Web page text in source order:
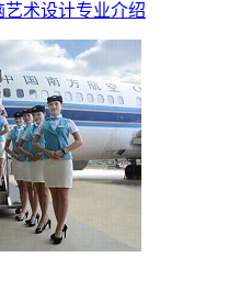
术设计专业介绍